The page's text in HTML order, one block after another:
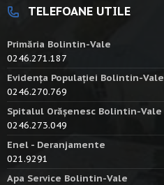
TELEFOANE UTILE
Primăria Bolintin-Vale
0246.271.187
Evidența Populației Bolintin-Vale
0246.270.769
Spitalul Orășenesc Bolintin-Vale
0246.273.049
Enel - Deranjamente
021.9291
Apa Service Bolintin-Vale